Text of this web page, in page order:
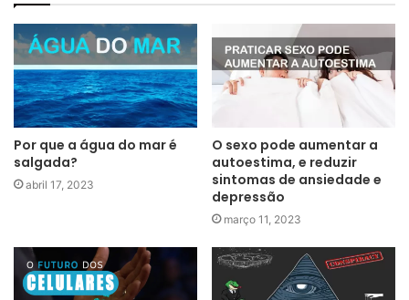
Por que a água do mar é
salgada?
abril 17, 2023
O sexo pode aumentar a
autoestima, e reduzir
sintomas de ansiedade e
depressão
março 11, 2023